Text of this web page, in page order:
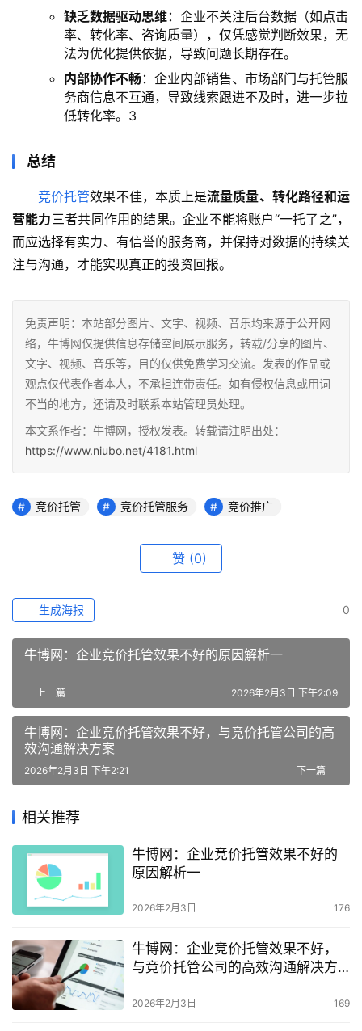
缺乏数据驱动思维‌：企业不关注后台数据（如点击
率、转化率、咨询质量），仅凭感觉判断效果，无
法为优化提供依据，导致问题长期存在。
内部协作不畅‌：企业内部销售、市场部门与托管服
务商信息不互通，导致线索跟进不及时，进一步拉
低转化率。‌ 3
总结
竞价托管 效果不佳，本质上是‌流量质量、转化路径和运
营能力‌三者共同作用的结果。企业不能将账户“一托了之”，
而应选择有实力、有信誉的服务商，并保持对数据的持续关
免责声明：本站部分图片、文字、视频、音乐均来源于公开网
络，牛博网仅提供信息存储空间展示服务，转载/分享的图片、
文字、视频、音乐等，目的仅供免费学习交流。发表的作品或
观点仅代表作者本人，不承担连带责任。如有侵权信息或用词
不当的地方，还请及时联系本站管理员处理。
本文系作者：牛博网，授权发表。转载请注明出处：
https://www.niubo.net/4181.html
竞价托管 竞价托管服务 竞价推广
赞 (0)
0
生成海报
牛博网：企业竞价托管效果不好的原因解析一
上一篇 2026年2月3日 下午2:09
牛博网：企业竞价托管效果不好，与竞价托管公司的高
效沟通解决方案
下一篇
2026年2月3日 下午2:21
相关推荐
牛博网：企业竞价托管效果不好的
原因解析一
2026年2月3日 176
牛博网：企业竞价托管效果不好，
与竞价托管公司的高效沟通解决方
2026年2月3日 169